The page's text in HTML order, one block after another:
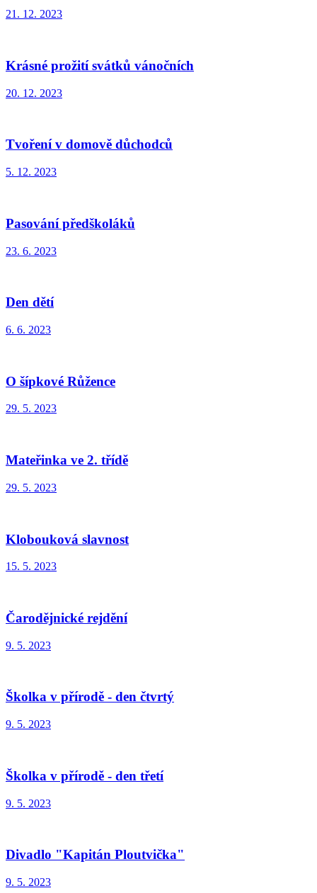
21. 12. 2023
Krásné prožití svátků vánočních
20. 12. 2023
Tvoření v domově důchodců
5. 12. 2023
Pasování předškoláků
23. 6. 2023
Den dětí
6. 6. 2023
O šípkové Růžence
29. 5. 2023
Mateřinka ve 2. třídě
29. 5. 2023
Klobouková slavnost
15. 5. 2023
Čarodějnické rejdění
9. 5. 2023
Školka v přírodě - den čtvrtý
9. 5. 2023
Školka v přírodě - den třetí
9. 5. 2023
Divadlo "Kapitán Ploutvička"
9. 5. 2023